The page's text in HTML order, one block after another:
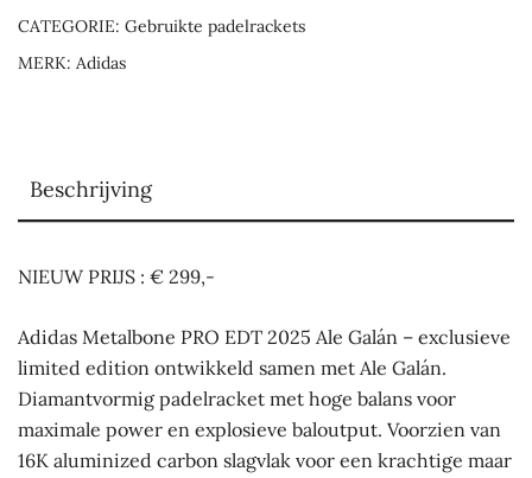
CATEGORIE: Gebruikte padelrackets
MERK: Adidas
Beschrijving
NIEUW PRIJS : € 299,-
Adidas Metalbone PRO EDT 2025 Ale Galán – exclusieve
limited edition ontwikkeld samen met Ale Galán.
Diamantvormig padelracket met hoge balans voor
maximale power en explosieve baloutput. Voorzien van
16K aluminized carbon slagvlak voor een krachtige maar